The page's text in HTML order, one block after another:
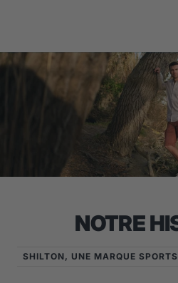
NOTRE
SHILTON, UNE MARQUE